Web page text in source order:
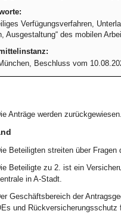
Verfügungsverfahren,
Ausgestaltung“ des mobilen
Beschluss vom
Anträge werden zurückgewiesen.
Beteiligten streiten über Fragen
Beteiligte zu 2. ist ein
in A-Stadt.
Geschäftsbereich der
und